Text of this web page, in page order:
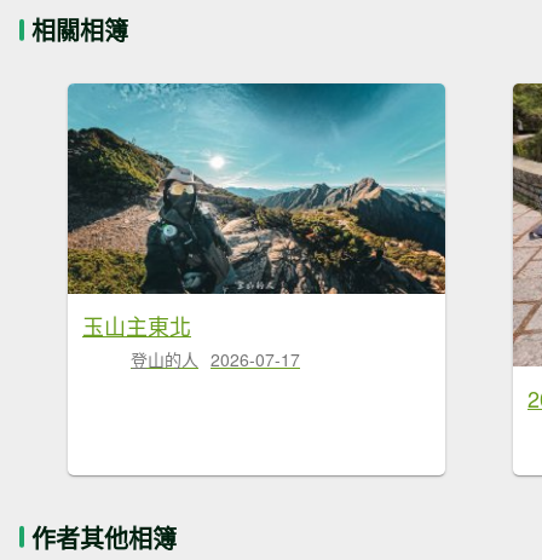
相關相簿
玉山主東北
登山的人 2026-07-17
作者其他相簿